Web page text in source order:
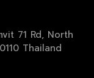
71 Rd, North
Thailand